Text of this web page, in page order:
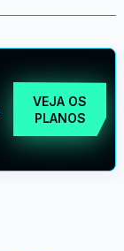
VEJA OS
PLANOS